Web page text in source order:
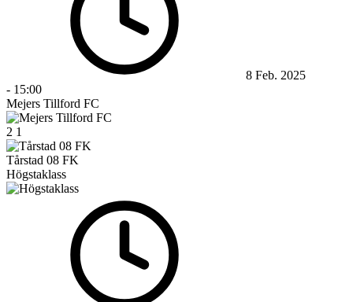
8 Feb. 2025
- 15:00
Mejers Tillford FC
2 1
Tårstad 08 FK
Högstaklass